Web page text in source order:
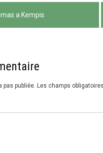
a Kempis
pas publiée. Les champs